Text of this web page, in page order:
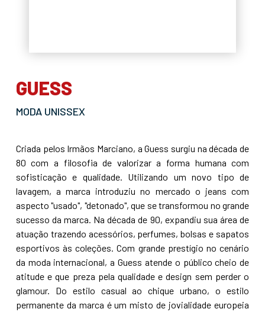
GUESS
MODA UNISSEX
Criada pelos Irmãos Marciano, a Guess surgiu na década de
80 com a filosofia de valorizar a forma humana com
sofisticação e qualidade. Utilizando um novo tipo de
lavagem, a marca introduziu no mercado o jeans com
aspecto "usado", "detonado", que se transformou no grande
sucesso da marca. Na década de 90, expandiu sua área de
atuação trazendo acessórios, perfumes, bolsas e sapatos
esportivos às coleções. Com grande prestígio no cenário
da moda internacional, a Guess atende o público cheio de
atitude e que preza pela qualidade e design sem perder o
glamour. Do estilo casual ao chique urbano, o estilo
permanente da marca é um misto de jovialidade europeia